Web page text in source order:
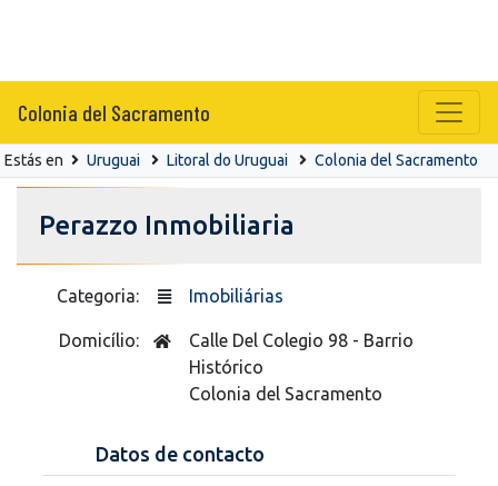
Colonia del Sacramento
Estás en Uruguai Litoral do Uruguai Colonia del Sacramento
Perazzo Inmobiliaria
Categoria: Imobiliárias
Domicílio:
Calle Del Colegio 98 - Barrio
Histórico
Colonia del Sacramento
Datos de contacto